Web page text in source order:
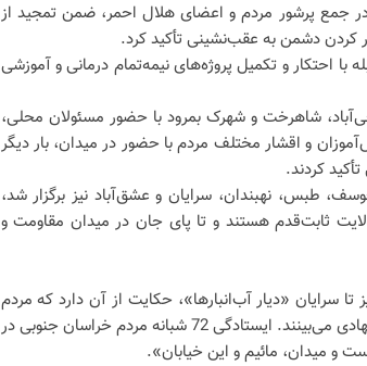
در جمع پرشور مردم و اعضای هلال احمر، ضمن تمجید از
کردن دشمن به عقب‌نشینی تأکید کرد.
با احتکار و تکمیل پروژه‌های نیمه‌تمام درمانی و آموزشی
شاهرخت و شهرک بمرود با حضور مسئولان محلی،
و اقشار مختلف مردم با حضور در میدان، بار دیگر
کردند.
طبس، نهبندان، سرایان و عشق‌آباد نیز برگزار شد،
ثابت‌قدم هستند و تا پای جان در میدان مقاومت و
سرایان «دیار آب‌انبارها»، حکایت از آن دارد که مردم
این خطه، امنیت و رفاه خود را در سایه ولایت و تلاش جهادی می‌بینند. ایستادگی 72 شبانه مردم خراسان جنوبی در
و میدان، مائیم و این خیابان».